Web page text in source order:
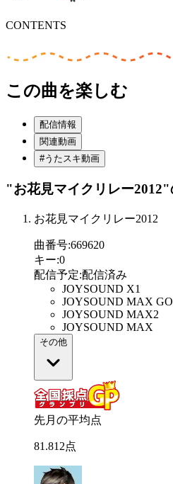
CONTENTS
この曲を楽しむ
配信情報
関連動画
#うたスキ動画
"お花見マイクリレー2012"
お花見マイクリレー2012
曲番号:669620
キー:0
配信予定:配信済み
JOYSOUND X1
JOYSOUND MAX GO
JOYSOUND MAX2
JOYSOUND MAX
その他
先月の平均点
81 .812点